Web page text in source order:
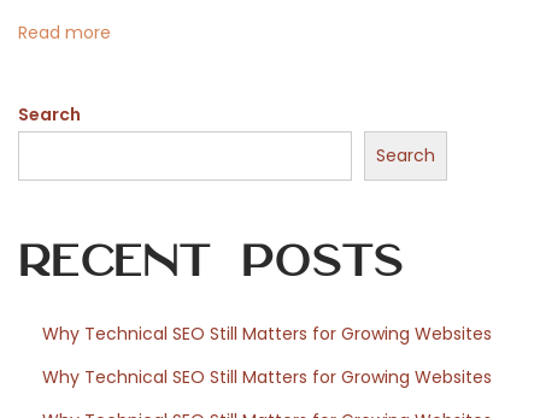
n
e
e
R
Read more
Search
Search
Recent Posts
Why Technical SEO Still Matters for Growing Websites
Why Technical SEO Still Matters for Growing Websites